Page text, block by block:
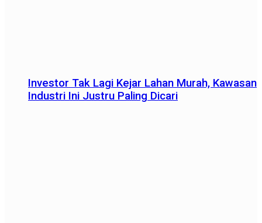
Investor Tak Lagi Kejar Lahan Murah, Kawasan
Industri Ini Justru Paling Dicari